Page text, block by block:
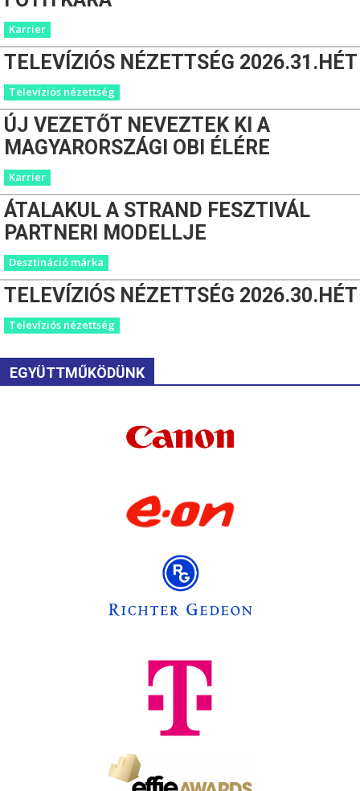
Karrier
TELEVÍZIÓS NÉZETTSÉG 2026.31.HÉT
Televíziós nézettség
ÚJ VEZETŐT NEVEZTEK KI A
MAGYARORSZÁGI OBI ÉLÉRE
Karrier
ÁTALAKUL A STRAND FESZTIVÁL
PARTNERI MODELLJE
Desztináció márka
TELEVÍZIÓS NÉZETTSÉG 2026.30.HÉT
Televíziós nézettség
EGYÜTTMŰKÖDÜNK